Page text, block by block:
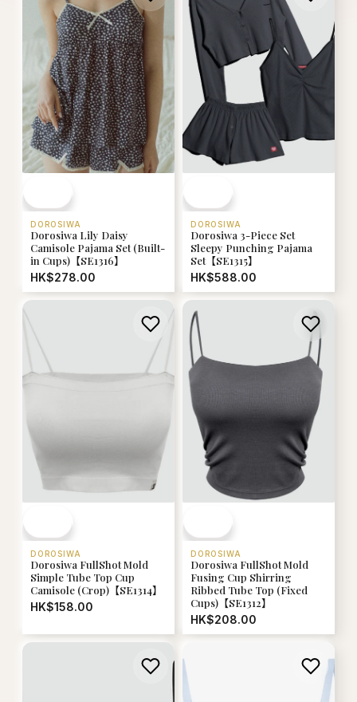
DOROSIWA
Dorosiwa Lily Daisy
Camisole Pajama Set (Built-
in Cups)【SE1316】
HK$278.00
DOROSIWA
Dorosiwa 3-Piece Set
Sleepy Punching Pajama
Set【SE1315】
HK$588.00
DOROSIWA
Dorosiwa FullShot Mold
Simple Tube Top Cup
Camisole (Crop)【SE1314】
HK$158.00
DOROSIWA
Dorosiwa FullShot Mold
Fusing Cup Shirring
Ribbed Tube Top (Fixed
Cups)【SE1312】
HK$208.00